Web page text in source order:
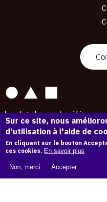
La plateforme de référence
conserver et promouvoir
Des catalogues raisonnés
d'expositions.
43 273 œuvres d'art — 7 588
Copyright © OAM 2026. Tous droits
Sur ce site, nous
d'utilisation à l'aide de
En cliquant sur le bouton
ces cookies. En savoir plus
Non, merci. Accepter